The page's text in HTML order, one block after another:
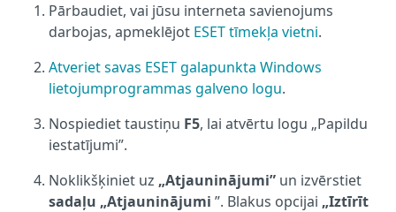
Pārbaudiet, vai jūsu interneta savienojums
darbojas, apmeklējot ESET tīmekļa vietni.
Atveriet savas ESET galapunkta Windows
lietojumprogrammas galveno logu.
Nospiediet taustiņu F5, lai atvērtu logu „Papildu
iestatījumi”.
Noklikšķiniet uz „Atjauninājumi” un izvērstiet
sadaļu „Atjauninājumi ”. Blakus opcijai „Iztīrīt